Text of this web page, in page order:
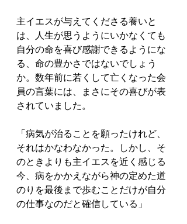
主イエスが与えてくださる養いと
は、人生が思うようにいかなくても
自分の命を喜び感謝できるようにな
る、命の豊かさではないでしょう
か。数年前に若くして亡くなった会
員の言葉には、まさにその喜びが表
されていました。
「病気が治ることを願ったけれど、
それはかなわなかった。しかし、そ
のときよりも主イエスを近く感じる
今、病をかかえながら神の定めた道
のりを最後まで歩むことだけが自分
の仕事なのだと確信している」